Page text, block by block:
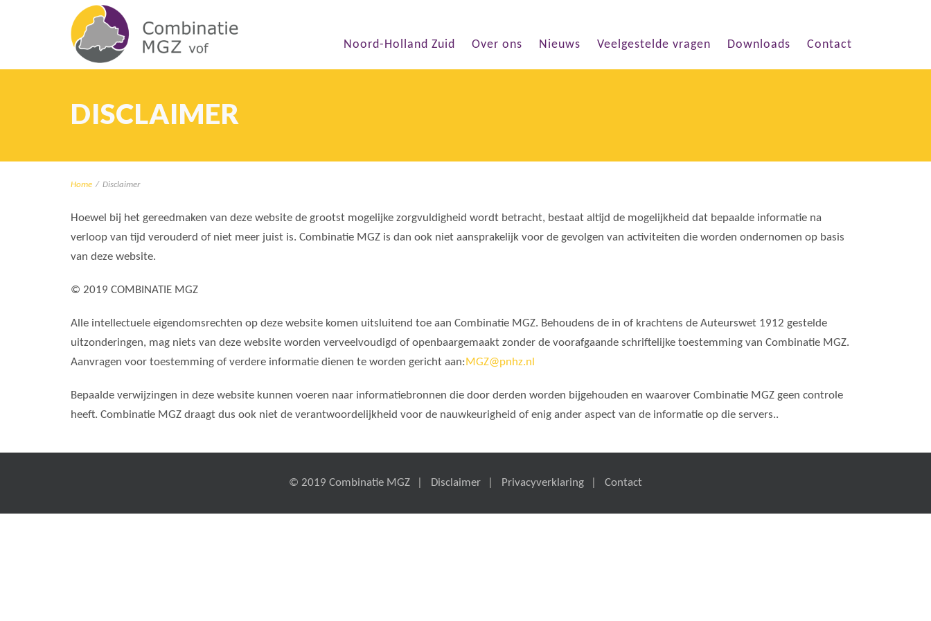
Noord-Holland Zuid Over ons Nieuws Veelgestelde vragen Downloads Contact
DISCLAIMER
Home / Disclaimer
Hoewel bij het gereedmaken van deze website de grootst mogelijke zorgvuldigheid wordt betracht, bestaat altijd de mogelijkheid dat bepaalde informatie na
verloop van tijd verouderd of niet meer juist is. Combinatie MGZ is dan ook niet aansprakelijk voor de gevolgen van activiteiten die worden ondernomen op basis
van deze website.
© 2019 COMBINATIE MGZ
Alle intellectuele eigendomsrechten op deze website komen uitsluitend toe aan Combinatie MGZ. Behoudens de in of krachtens de Auteurswet 1912 gestelde
uitzonderingen, mag niets van deze website worden verveelvoudigd of openbaargemaakt zonder de voorafgaande schriftelijke toestemming van Combinatie MGZ.
Aanvragen voor toestemming of verdere informatie dienen te worden gericht aan: MGZ@pnhz.nl
Bepaalde verwijzingen in deze website kunnen voeren naar informatiebronnen die door derden worden bijgehouden en waarover Combinatie MGZ geen controle
heeft. Combinatie MGZ draagt dus ook niet de verantwoordelijkheid voor de nauwkeurigheid of enig ander aspect van de informatie op die servers..
© 2019 Combinatie MGZ Disclaimer Privacyverklaring Contact